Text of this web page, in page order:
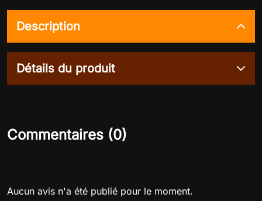
Description
Détails du produit
Commentaires (0)
Aucun avis n'a été publié pour le moment.